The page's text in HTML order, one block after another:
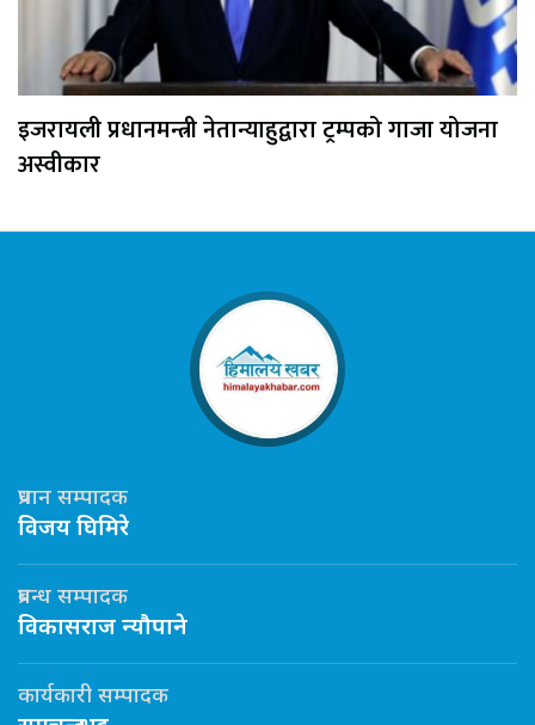
इजरायली प्रधानमन्त्री नेतान्याहुद्वारा ट्रम्पको गाजा योजना
अस्वीकार
प्रधान सम्पादक
विजय घिमिरे
प्रबन्ध सम्पादक
विकासराज न्यौपाने
कार्यकारी सम्पादक